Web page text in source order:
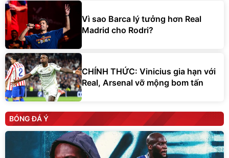
Vì sao Barca lý tưởng hơn Real
Madrid cho Rodri?
CHÍNH THỨC: Vinicius gia hạn với
Real, Arsenal vỡ mộng bom tấn
BÓNG ĐÁ Ý